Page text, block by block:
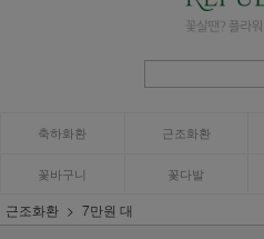
축하화환 근조화환
꽃바구니 꽃다발
근조화환 7만원 대